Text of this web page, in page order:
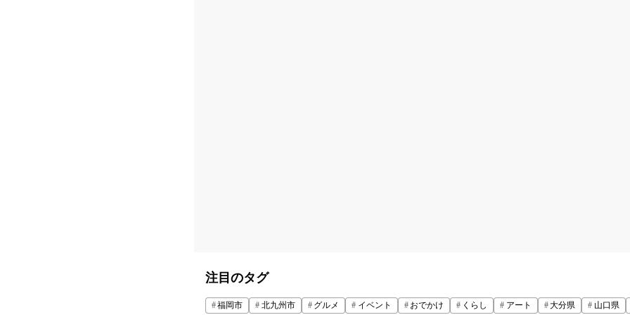
注目のタグ
福岡市 北九州市 グルメ イベント おでかけ くらし アート 大分県 山口県